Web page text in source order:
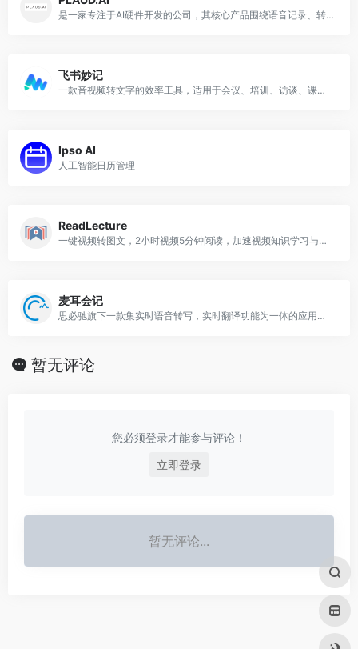
是一家专注于AI硬件开发的公司，其核心产品围绕语音记录、转录及智能分析展开，旨在通过AI技术提升用户生产力
飞书妙记
一款音视频转文字的效率工具，适用于会议、培训、访谈、课堂等多种场景
Ipso AI
人工智能日历管理
ReadLecture
一键视频转图文，2小时视频5分钟阅读，加速视频知识学习与传播
麦耳会记
思必驰旗下一款集实时语音转写，实时翻译功能为一体的应用软件，主要应用于办公会议、学生网课、客户访谈录音等场景
暂无评论
您必须登录才能参与评论！
立即登录
暂无评论...